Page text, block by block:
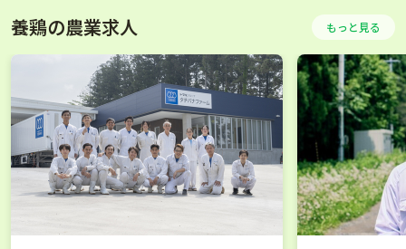
養鶏の農業求人 もっと見る